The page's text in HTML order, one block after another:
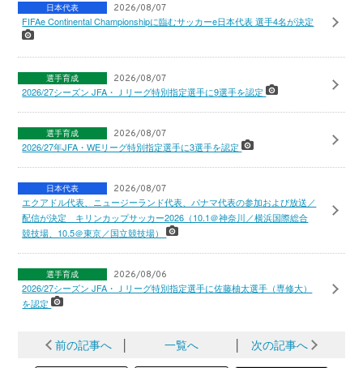
日本代表 2026/08/07
FIFAe Continental Championshipに臨むサッカーe日本代表 選手4名が決定
選手育成 2026/08/07
2026/27シーズン JFA・Ｊリーグ特別指定選手に9選手を認定
選手育成 2026/08/07
2026/27年JFA・WEリーグ特別指定選手に3選手を認定
日本代表 2026/08/07
エクアドル代表、ニュージーランド代表、パナマ代表の参加および放送／
配信が決定 キリンカップサッカー2026（10.1＠神奈川／横浜国際総合
競技場、10.5＠東京／国立競技場）
選手育成 2026/08/06
2026/27シーズン JFA・Ｊリーグ特別指定選手に佐藤柚太選手（専修大）
を認定
前の記事へ │ 一覧へ │ 次の記事へ